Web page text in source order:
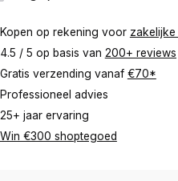
Kopen op rekening voor zakelijke
4.5 / 5 op basis van 200+ reviews
Gratis verzending vanaf €70*
Professioneel advies
25+ jaar ervaring
Win €300 shoptegoed